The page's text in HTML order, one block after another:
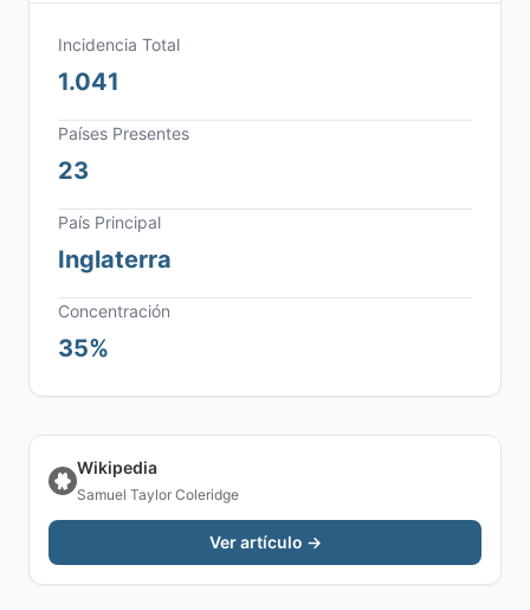
Incidencia Total
1.041
Países Presentes
23
País Principal
Inglaterra
Concentración
35%
Wikipedia
Samuel Taylor Coleridge
Ver artículo →